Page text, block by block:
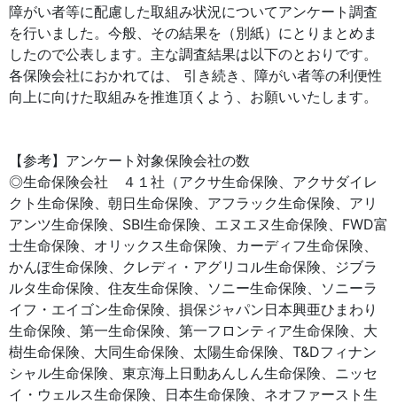
障がい者等に配慮した取組み状況についてアンケート調査
を行いました。今般、その結果を（別紙）にとりまとめま
したので公表します。主な調査結果は以下のとおりです。
各保険会社におかれては、 引き続き、障がい者等の利便性
向上に向けた取組みを推進頂くよう、お願いいたします。
【参考】アンケート対象保険会社の数
◎生命保険会社 ４１社（アクサ生命保険、アクサダイレ
クト生命保険、朝日生命保険、アフラック生命保険、アリ
アンツ生命保険、SBI生命保険、エヌエヌ生命保険、FWD富
士生命保険、オリックス生命保険、カーディフ生命保険、
かんぽ生命保険、クレディ・アグリコル生命保険、ジブラ
ルタ生命保険、住友生命保険、ソニー生命保険、ソニーラ
イフ・エイゴン生命保険、損保ジャパン日本興亜ひまわり
生命保険、第一生命保険、第一フロンティア生命保険、大
樹生命保険、大同生命保険、太陽生命保険、T&Dフィナン
シャル生命保険、東京海上日動あんしん生命保険、ニッセ
イ・ウェルス生命保険、日本生命保険、ネオファースト生